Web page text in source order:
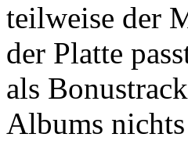
teilweise der
der Platte
als
Albums